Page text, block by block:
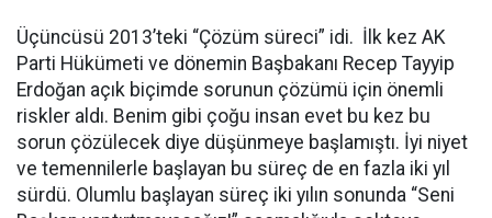
Üçüncüsü 2013’teki “Çözüm süreci” idi. İlk kez AK
Parti Hükümeti ve dönemin Başbakanı Recep Tayyip
Erdoğan açık biçimde sorunun çözümü için önemli
riskler aldı. Benim gibi çoğu insan evet bu kez bu
sorun çözülecek diye düşünmeye başlamıştı. İyi niyet
ve temennilerle başlayan bu süreç de en fazla iki yıl
sürdü. Olumlu başlayan süreç iki yılın sonunda “Seni